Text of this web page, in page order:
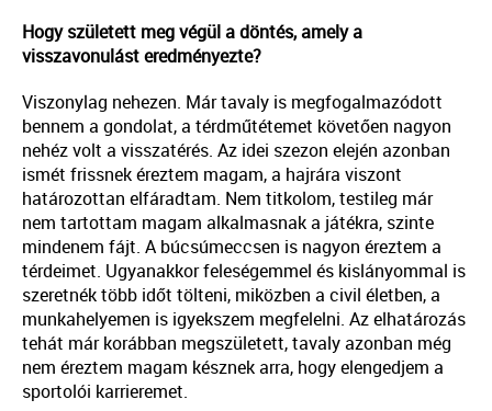
Hogy született meg végül a döntés, amely a
visszavonulást eredményezte?
Viszonylag nehezen. Már tavaly is megfogalmazódott
bennem a gondolat, a térdműtétemet követően nagyon
nehéz volt a visszatérés. Az idei szezon elején azonban
ismét frissnek éreztem magam, a hajrára viszont
határozottan elfáradtam. Nem titkolom, testileg már
nem tartottam magam alkalmasnak a játékra, szinte
mindenem fájt. A búcsúmeccsen is nagyon éreztem a
térdeimet. Ugyanakkor feleségemmel és kislányommal is
szeretnék több időt tölteni, miközben a civil életben, a
munkahelyemen is igyekszem megfelelni. Az elhatározás
tehát már korábban megszületett, tavaly azonban még
nem éreztem magam késznek arra, hogy elengedjem a
sportolói karrieremet.